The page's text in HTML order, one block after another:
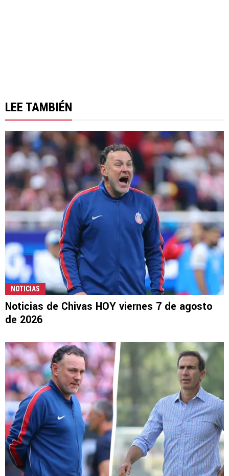
LEE TAMBIÉN
NOTICIAS
Noticias de Chivas HOY viernes 7 de agosto
de 2026